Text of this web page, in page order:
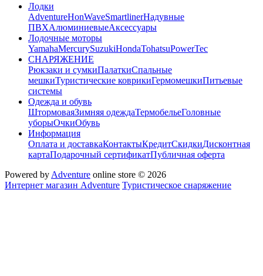
Лодки
AdventureHonWaveSmartlinerНадувные
ПВХАлюминиевыеАксессуары
Лодочные моторы
YamahaMercurySuzukiHondaTohatsuPowerTec
СНАРЯЖЕНИЕ
Рюкзаки и сумкиПалаткиСпальные
мешкиТуристические коврикиГермомешкиПитьевые
системы
Одежда и обувь
ШтормоваяЗимняя одеждаТермобельеГоловные
уборыОчкиОбувь
Информация
Оплата и доставкаКонтактыКредитСкидкиДисконтная
картаПодарочный сертификатПубличная оферта
Powered by Adventure online store © 2026
Интернет магазин Adventure Туристическое снаряжение